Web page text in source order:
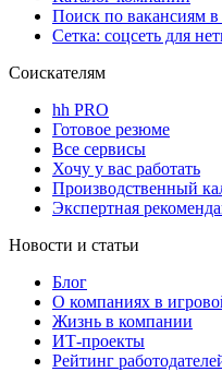
Поиск по вакансиям в
Сетка: соцсеть для
Соискателям
hh PRO
Готовое резюме
Все сервисы
Хочу у вас работать
Производственный
Экспертная
Новости и статьи
Блог
О компаниях в
Жизнь в компании
ИТ-проекты
Рейтинг